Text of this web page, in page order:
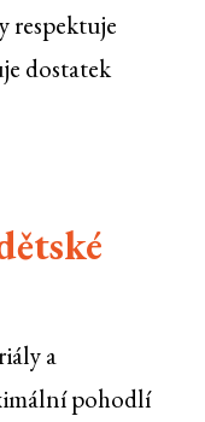
respektuje
dostatek
a
pohodlí